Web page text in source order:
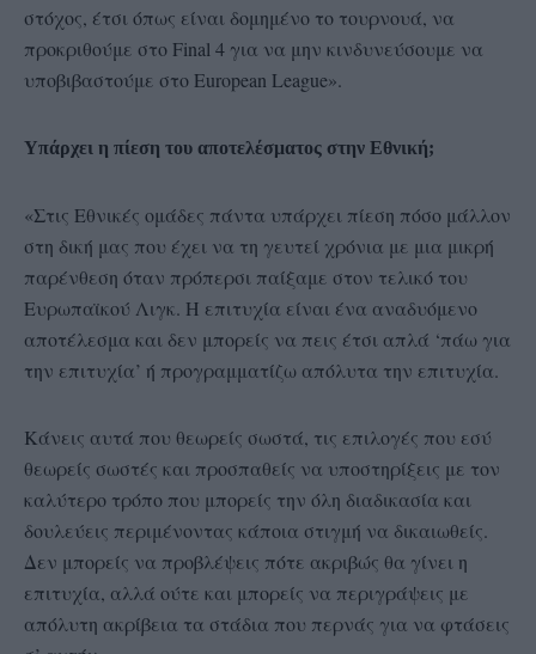
στόχος, έτσι όπως είναι δομημένο το τουρνουά, να
προκριθούμε στο Final 4 για να μην κινδυνεύσουμε να
υποβιβαστούμε στο European League».
Υπάρχει η πίεση του αποτελέσματος στην Εθνική;
«Στις Εθνικές ομάδες πάντα υπάρχει πίεση πόσο μάλλον
στη δική μας που έχει να τη γευτεί χρόνια με μια μικρή
παρένθεση όταν πρόπερσι παίξαμε στον τελικό του
Ευρωπαϊκού Λιγκ. Η επιτυχία είναι ένα αναδυόμενο
αποτέλεσμα και δεν μπορείς να πεις έτσι απλά ‘πάω για
την επιτυχία’ ή προγραμματίζω απόλυτα την επιτυχία.
Κάνεις αυτά που θεωρείς σωστά, τις επιλογές που εσύ
θεωρείς σωστές και προσπαθείς να υποστηρίξεις με τον
καλύτερο τρόπο που μπορείς την όλη διαδικασία και
δουλεύεις περιμένοντας κάποια στιγμή να δικαιωθείς.
Δεν μπορείς να προβλέψεις πότε ακριβώς θα γίνει η
επιτυχία, αλλά ούτε και μπορείς να περιγράψεις με
απόλυτη ακρίβεια τα στάδια που περνάς για να φτάσεις